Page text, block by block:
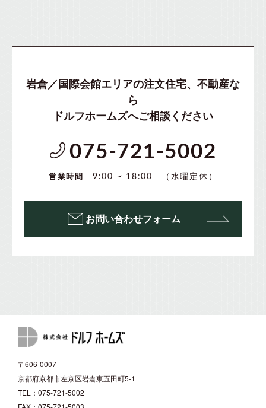
岩倉／国際会館エリアの注文住宅、不動産な
ら
ドルフホームズへご相談ください
075-721-5002
営業時間 9:00 ~ 18:00 （水曜定休）
お問い合わせフォーム
〒606-0007
京都府京都市左京区岩倉東五田町5-1
TEL：075-721-5002